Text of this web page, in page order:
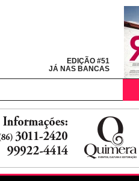
EDIÇÃO #51
JÁ NAS BANCAS